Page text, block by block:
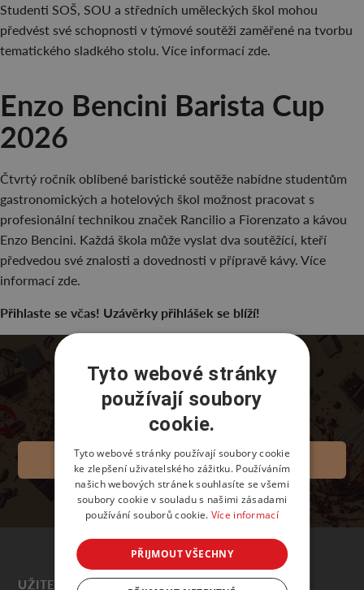
Studenti SOŠ, SOU a středních uměleckých škol mohou
předvést své schopnosti v týmové soutěži zaměřené na tvorbu
tematického sladkého stolu. Více informací zde.
Enzo Bencini Barista Cup
2026
Čtvrtý ročník oblíbené baristické soutěže nabídne studentům
gastronomických a hotelových škol možnost pracovat s
profesionální technikou značek Rancilio a Fiorenzato a kávou
Enzo Bencini. Každá škola může vyslat dva soutěžící, kteří
předvedou své znalosti a dovednosti v přípravě kávy. Více
informací zde.
Přihlaste se včas! Uzávěrky přihlášek se blíží!
VSTUPENKY
UŽITEČNÉ
Tyto webové stránky
používají soubory
cookie.
Tyto webové stránky používají soubory cookie
ke zlepšení uživatelského zážitku. Používáním
našich webových stránek souhlasíte se všemi
soubory cookie v souladu s našimi zásadami
používání souborů cookie. Více informací
PŘIJMOUT VŠECHNY